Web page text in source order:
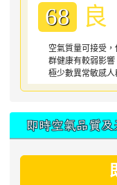
68 良
空氣質量可接受
群健康有較弱影響
極少數異常敏感
即時空氣品質及